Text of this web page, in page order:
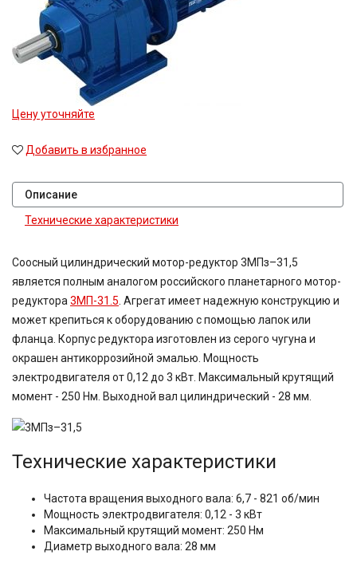
Цену уточняйте
Добавить в избранное
Описание
Технические характеристики
Соосный цилиндрический мотор-редуктор 3МПз–31,5
является полным аналогом российского планетарного мотор-
редуктора 3МП-31.5 . Агрегат имеет надежную конструкцию и
может крепиться к оборудованию с помощью лапок или
фланца. Корпус редуктора изготовлен из серого чугуна и
окрашен антикоррозийной эмалью. Мощность
электродвигателя от 0,12 до 3 кВт. Максимальный крутящий
момент - 250 Нм. Выходной вал цилиндрический - 28 мм.
Технические характеристики
Частота вращения выходного вала: 6,7 - 821 об/мин
Мощность электродвигателя: 0,12 - 3 кВт
Максимальный крутящий момент: 250 Нм
Диаметр выходного вала: 28 мм